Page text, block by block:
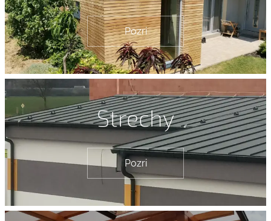
Pozri
Strechy
Pozri